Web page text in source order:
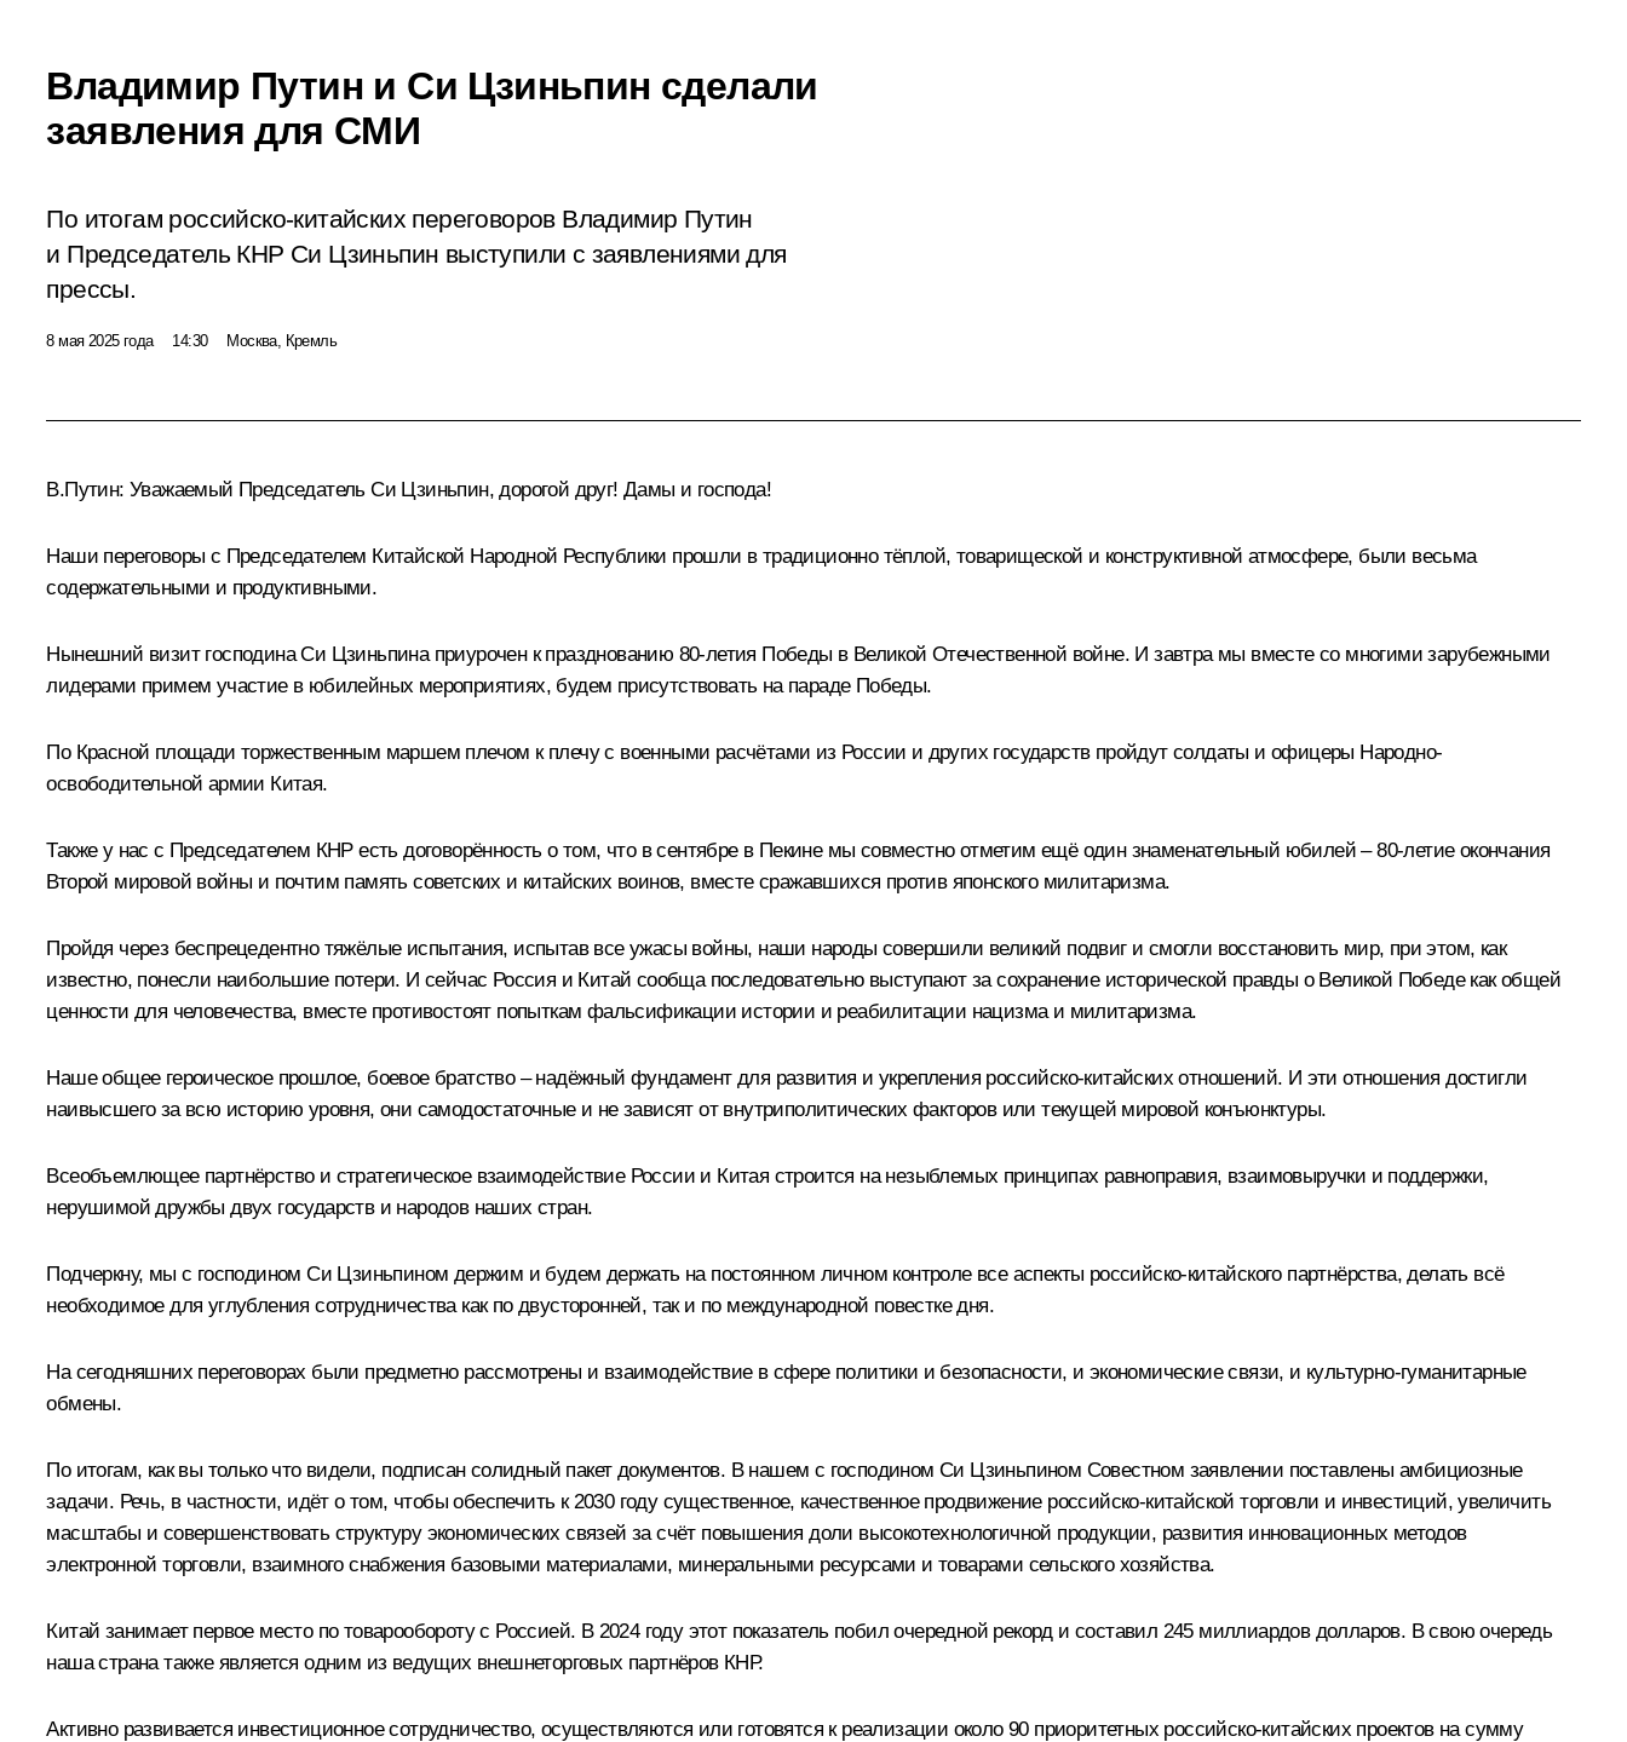
Владимир Путин и Си Цзиньпин сделали
заявления для СМИ
По итогам российско-китайских переговоров Владимир Путин
и Председатель КНР Си Цзиньпин выступили с заявлениями для
прессы.
8 мая 2025 года 14:30 Москва, Кремль
В.Путин: Уважаемый Председатель Си Цзиньпин, дорогой друг! Дамы и господа!
Наши переговоры с Председателем Китайской Народной Республики прошли в традиционно тёплой, товарищеской и конструктивной атмосфере, были весьма
содержательными и продуктивными.
Нынешний визит господина Си Цзиньпина приурочен к празднованию 80-летия Победы в Великой Отечественной войне. И завтра мы вместе со многими зарубежными
лидерами примем участие в юбилейных мероприятиях, будем присутствовать на параде Победы.
По Красной площади торжественным маршем плечом к плечу с военными расчётами из России и других государств пройдут солдаты и офицеры Народно-
освободительной армии Китая.
Также у нас с Председателем КНР есть договорённость о том, что в сентябре в Пекине мы совместно отметим ещё один знаменательный юбилей – 80-летие окончания
Второй мировой войны и почтим память советских и китайских воинов, вместе сражавшихся против японского милитаризма.
Пройдя через беспрецедентно тяжёлые испытания, испытав все ужасы войны, наши народы совершили великий подвиг и смогли восстановить мир, при этом, как
известно, понесли наибольшие потери. И сейчас Россия и Китай сообща последовательно выступают за сохранение исторической правды о Великой Победе как общей
ценности для человечества, вместе противостоят попыткам фальсификации истории и реабилитации нацизма и милитаризма.
Наше общее героическое прошлое, боевое братство – надёжный фундамент для развития и укрепления российско-китайских отношений. И эти отношения достигли
наивысшего за всю историю уровня, они самодостаточные и не зависят от внутриполитических факторов или текущей мировой конъюнктуры.
Всеобъемлющее партнёрство и стратегическое взаимодействие России и Китая строится на незыблемых принципах равноправия, взаимовыручки и поддержки,
нерушимой дружбы двух государств и народов наших стран.
Подчеркну, мы с господином Си Цзиньпином держим и будем держать на постоянном личном контроле все аспекты российско-китайского партнёрства, делать всё
необходимое для углубления сотрудничества как по двусторонней, так и по международной повестке дня.
На сегодняшних переговорах были предметно рассмотрены и взаимодействие в сфере политики и безопасности, и экономические связи, и культурно-гуманитарные
обмены.
По итогам, как вы только что видели, подписан солидный пакет документов. В нашем с господином Си Цзиньпином Совестном заявлении поставлены амбициозные
задачи. Речь, в частности, идёт о том, чтобы обеспечить к 2030 году существенное, качественное продвижение российско-китайской торговли и инвестиций, увеличить
масштабы и совершенствовать структуру экономических связей за счёт повышения доли высокотехнологичной продукции, развития инновационных методов
электронной торговли, взаимного снабжения базовыми материалами, минеральными ресурсами и товарами сельского хозяйства.
Китай занимает первое место по товарообороту с Россией. В 2024 году этот показатель побил очередной рекорд и составил 245 миллиардов долларов. В свою очередь
наша страна также является одним из ведущих внешнеторговых партнёров КНР.
Активно развивается инвестиционное сотрудничество, осуществляются или готовятся к реализации около 90 приоритетных российско-китайских проектов на сумму